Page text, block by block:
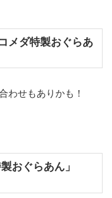
メダ特製おぐらあ
わせもありかも！
おぐらあん」